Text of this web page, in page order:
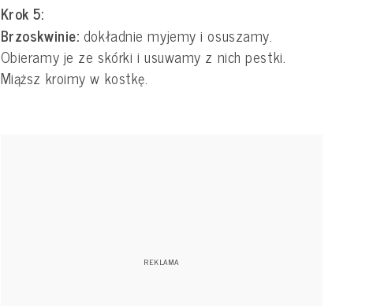
Krok 5:
Brzoskwinie: dokładnie myjemy i osuszamy.
Obieramy je ze skórki i usuwamy z nich pestki.
Miąższ kroimy w kostkę.